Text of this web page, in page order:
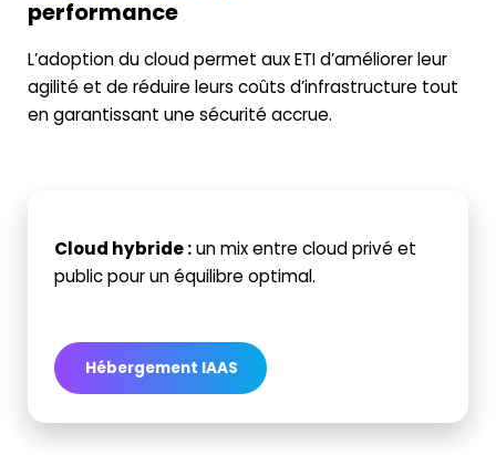
performance
L’adoption du cloud permet aux ETI d’améliorer leur
agilité et de réduire leurs coûts d’infrastructure tout
en garantissant une sécurité accrue.
Cloud hybride : un mix entre cloud privé et
public pour un équilibre optimal.
Hébergement IAAS